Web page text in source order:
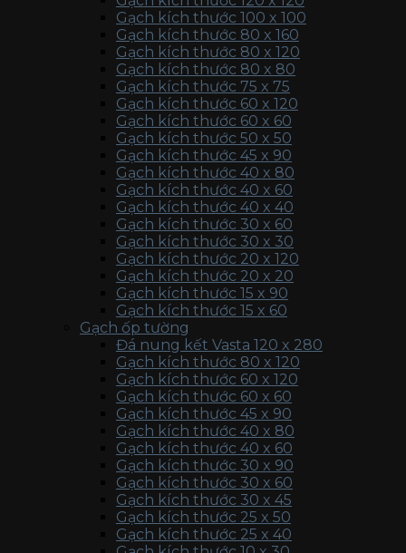
Gạch kích thước 100 x 100
Gạch kích thước 80 x 160
Gạch kích thước 80 x 120
Gạch kích thước 80 x 80
Gạch kích thước 75 x 75
Gạch kích thước 60 x 120
Gạch kích thước 60 x 60
Gạch kích thước 50 x 50
Gạch kích thước 45 x 90
Gạch kích thước 40 x 80
Gạch kích thước 40 x 60
Gạch kích thước 40 x 40
Gạch kích thước 30 x 60
Gạch kích thước 30 x 30
Gạch kích thước 20 x 120
Gạch kích thước 20 x 20
Gạch kích thước 15 x 90
Gạch kích thước 15 x 60
Gạch ốp tường
Đá nung kết Vasta 120 x 280
Gạch kích thước 80 x 120
Gạch kích thước 60 x 120
Gạch kích thước 60 x 60
Gạch kích thước 45 x 90
Gạch kích thước 40 x 80
Gạch kích thước 40 x 60
Gạch kích thước 30 x 90
Gạch kích thước 30 x 60
Gạch kích thước 30 x 45
Gạch kích thước 25 x 50
Gạch kích thước 25 x 40